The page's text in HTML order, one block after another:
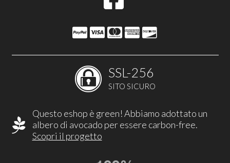
SSL-256
SITO SICURO
Questo eshop è green! Abbiamo adottato un
albero di avocado per essere carbon-free.
Scopri il progetto